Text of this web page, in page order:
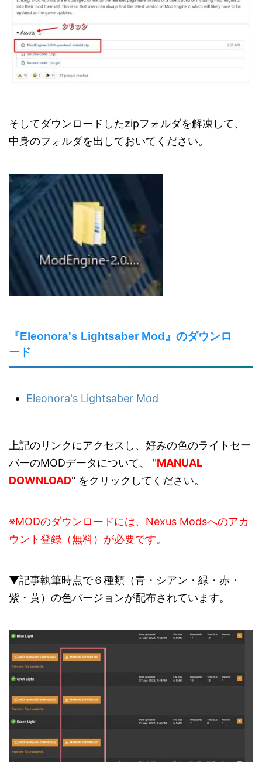
そしてダウンロードしたzipフォルダを解凍して、
中身のフォルダを出しておいてください。
『Eleonora's Lightsaber Mod』のダウンロ
ード
Eleonora's Lightsaber Mod
上記のリンクにアクセスし、好みの色のライトセー
バーのMODデータについて、 "MANUAL
DOWNLOAD" をクリックしてください。
※MODのダウンロードには、Nexus Modsへのアカ
ウント登録（無料）が必要です。
▼記事執筆時点で６種類（青・シアン・緑・赤・
紫・黄）の色バージョンが配布されています。